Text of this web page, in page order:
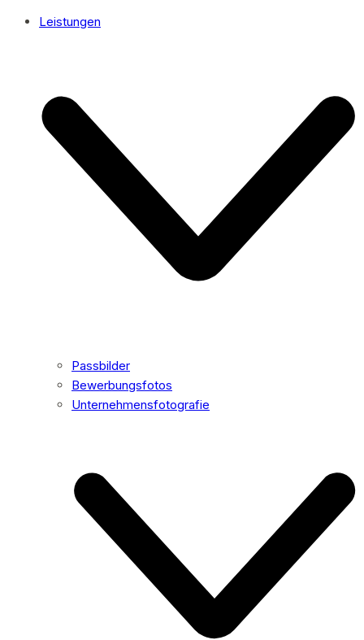
Leistungen
Passbilder
Bewerbungsfotos
Unternehmensfotografie